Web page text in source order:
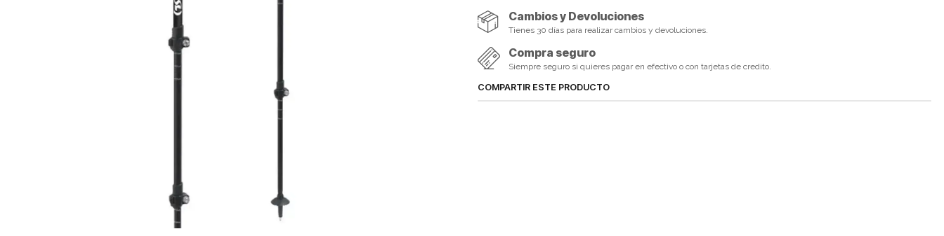
Cambios y Devoluciones
Tienes 30 días para realizar cambios y devoluciones.
Compra seguro
Siempre seguro si quieres pagar en efectivo o con tarjetas de credito.
COMPARTIR ESTE PRODUCTO